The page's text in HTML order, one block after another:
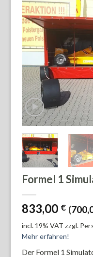
Formel 1
833,00 € (
incl. 19% VAT zzgl.
Mehr erfahren!
Der Formel 1